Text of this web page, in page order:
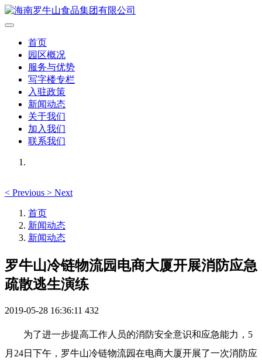
首页
园区概况
服务与优势
写字楼专栏
入驻政策
新闻动态
关于我们
加入我们
联系我们
< Previous > Next
首页
新闻动态
新闻动态
罗牛山冷链物流园电商大厦开展消防应急
疏散逃生演练
2019-05-28 16:36:11 432
为了进一步提高工作人员的消防安全意识和应急能力，5
月24日下午，罗牛山冷链物流园在电商大厦开展了一次消防应